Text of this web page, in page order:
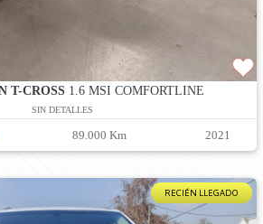
T-CROSS 1.6 MSI COMFORTLINE
SIN DETALLES
89.000 Km 2021
RECIÉN LLEGADO